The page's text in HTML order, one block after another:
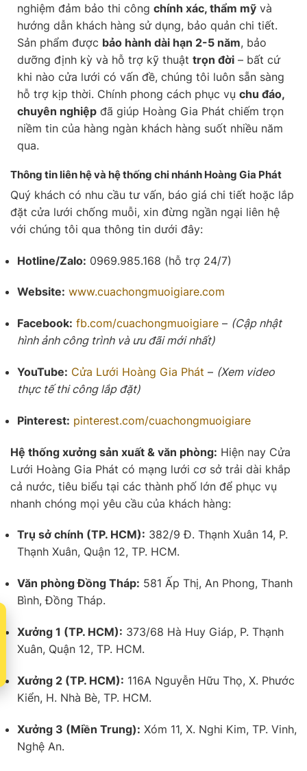
nghiệm đảm bảo thi công chính xác, thẩm mỹ và
hướng dẫn khách hàng sử dụng, bảo quản chi tiết.
Sản phẩm được bảo hành dài hạn 2-5 năm, bảo
dưỡng định kỳ và hỗ trợ kỹ thuật trọn đời – bất cứ
khi nào cửa lưới có vấn đề, chúng tôi luôn sẵn sàng
hỗ trợ kịp thời. Chính phong cách phục vụ chu đáo,
chuyên nghiệp đã giúp Hoàng Gia Phát chiếm trọn
niềm tin của hàng ngàn khách hàng suốt nhiều năm
qua.
Thông tin liên hệ và hệ thống chi nhánh Hoàng Gia Phát
Quý khách có nhu cầu tư vấn, báo giá chi tiết hoặc lắp
đặt cửa lưới chống muỗi, xin đừng ngần ngại liên hệ
với chúng tôi qua thông tin dưới đây:
Hotline/Zalo: 0969.985.168 (hỗ trợ 24/7)
Website: www.cuachongmuoigiare.com
Facebook: fb.com/cuachongmuoigiare – (Cập nhật
hình ảnh công trình và ưu đãi mới nhất)
YouTube: Cửa Lưới Hoàng Gia Phát – (Xem video
thực tế thi công lắp đặt)
Pinterest: pinterest.com/cuachongmuoigiare
Hệ thống xưởng sản xuất & văn phòng: Hiện nay Cửa
Lưới Hoàng Gia Phát có mạng lưới cơ sở trải dài khắp
cả nước, tiêu biểu tại các thành phố lớn để phục vụ
nhanh chóng mọi yêu cầu của khách hàng:
Trụ sở chính (TP. HCM): 382/9 Đ. Thạnh Xuân 14, P.
Thạnh Xuân, Quận 12, TP. HCM.
Văn phòng Đồng Tháp: 581 Ấp Thị, An Phong, Thanh
Bình, Đồng Tháp.
Xưởng 1 (TP. HCM): 373/68 Hà Huy Giáp, P. Thạnh
Xuân, Quận 12, TP. HCM.
Xưởng 2 (TP. HCM): 116A Nguyễn Hữu Thọ, X. Phước
Kiển, H. Nhà Bè, TP. HCM.
Xưởng 3 (Miền Trung): Xóm 11, X. Nghi Kim, TP. Vinh,
Nghệ An.